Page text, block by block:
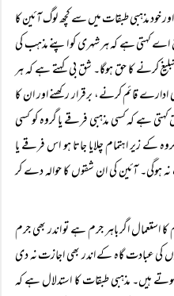
خود مذہبی طبقات میں سے کچھ لوگ آئین کا
کہتی ہے کہ ہر شہری کو اپنے مذہب کی
کرنے کا حق ہوگا۔ شق بی کہتے ہے کہ ہر
قائم کرنے، برقرار رکھنے اور ان کا
ہے کہ کسی مذہبی فرقے یا گروہ کو کسی
کے زیر اہتمام چلایا جاتا ہو اس فرقے یا
نہ ہوگی۔ آئین کی ان شقوں کا حوالہ دے کر
استعمال اگر باہر جرم ہے تو اندر بھی جرم
کی عبادت گاہ کے اندر بھی اجازت نہ دی
ہیں۔ مذہبی طبقات کا استدلال ہے کہ